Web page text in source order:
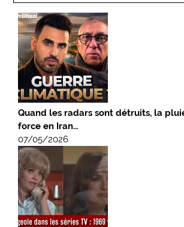
Quand les radars sont détruits, la
force en Iran…
07/05/2026